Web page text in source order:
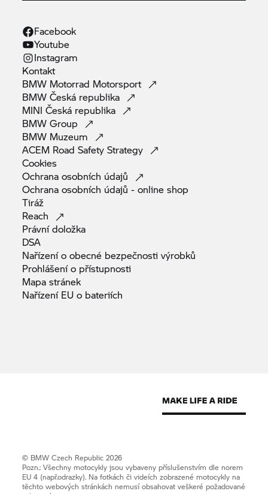
Facebook
Youtube
Instagram
Kontakt
BMW Motorrad Motorsport
BMW Česká republika
MINI Česká republika
BMWGroup
BMW Muzeum
ACEM Road SafetyStrategy
Cookies
Ochrana osobních údajů
Ochrana osobních údajů - onlineshop
Tiráž
Reach
Právnídoložka
DSA
Nařízení o obecné bezpečnostivýrobků
Prohlášení o přístupnosti
Mapastránek
Nařízení EU o bateriích
© BMW Czech Republic 2026
Pozn.: Všechny motocykly jsou vybaveny příslušenstvím dle norem
EU 4 (např.odrazky). Na fotkách či videích zobrazené motocykly na
těchto webových stránkách nemusí obsahovat veškeré požadované